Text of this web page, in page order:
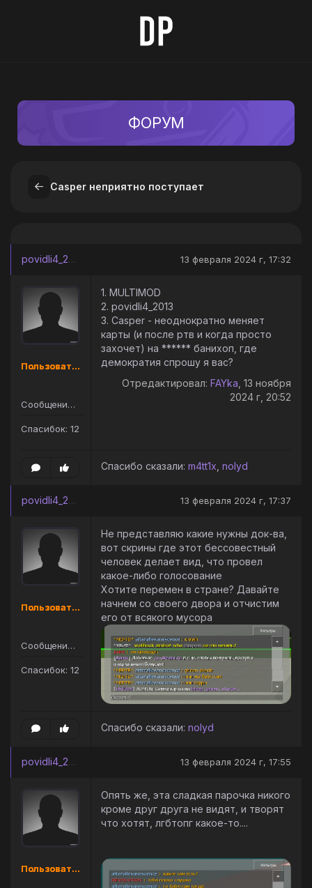
ФОРУМ
Casper неприятно поступает
povidli4_2013 13 февраля 2024 г, 17:32
Пользователь
Сообщений: 14
Спасибок: 12
1. MULTIMOD
2. povidli4_2013
3. Casper - неоднократно меняет
карты (и после ртв и когда просто
захочет) на ****** банихоп, где
демократия спрошу я вас?
Отредактировал: FAYka , 13 ноября
2024 г, 20:52
Спасибо сказали: m4tt1x nolyd
povidli4_2013 13 февраля 2024 г, 17:37
Пользователь
Сообщений: 14
Спасибок: 12
Не представляю какие нужны док-ва,
вот скрины где этот бессовестный
человек делает вид, что провел
какое-либо голосование
Хотите перемен в стране? Давайте
начнем со своего двора и отчистим
его от всякого мусора
Спасибо сказали: nolyd
povidli4_2013 13 февраля 2024 г, 17:55
Пользователь
Опять же, эта сладкая парочка никого
кроме друг друга не видят, и творят
что хотят, лгбтопг какое-то....